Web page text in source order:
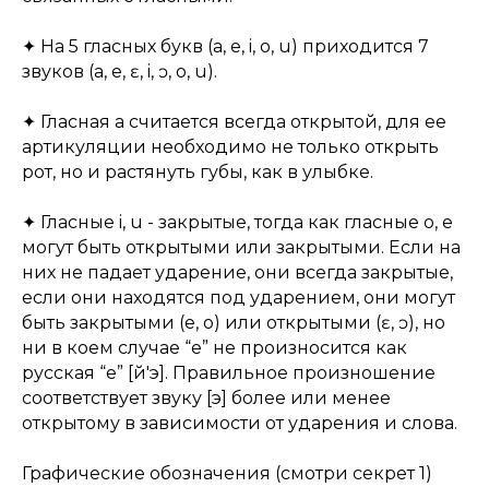
✦ На 5 гласных букв (a, e, i, o, u) приходится 7
звуков (a, e, ɛ, i, ɔ, o, u).
✦ Гласная а считается всегда открытой, для ее
артикуляции необходимо не только открыть
рот, но и растянуть губы, как в улыбке.
✦ Гласные i, u - закрытые, тогда как гласные o, e
могут быть открытыми или закрытыми. Если на
них не падает ударение, они всегда закрытые,
если они находятся под ударением, они могут
быть закрытыми (e, o) или открытыми (ɛ, ɔ), но
ни в коем случае “е” не произносится как
русская “е” [й'э]. Правильное произношение
соответствует звуку [э] более или менее
открытому в зависимости от ударения и слова.
Графические обозначения (смотри секрет 1)